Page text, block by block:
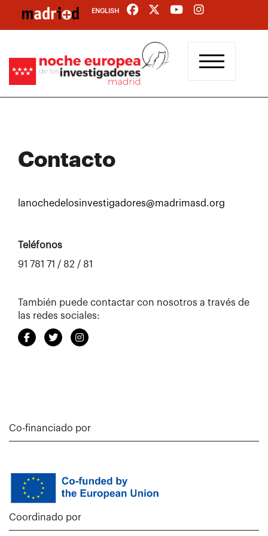
contenido
ENGLISH
Contacto
lanochedelosinvestigadores@madrimasd.org
Teléfonos
91 781 71 / 82 / 81
También puede contactar con nosotros a través de
las redes sociales:
Co-financiado por
Coordinado por